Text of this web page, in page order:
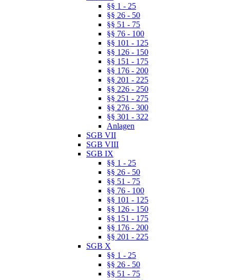
§§ 1 - 25
§§ 26 - 50
§§ 51 - 75
§§ 76 - 100
§§ 101 - 125
§§ 126 - 150
§§ 151 - 175
§§ 176 - 200
§§ 201 - 225
§§ 226 - 250
§§ 251 - 275
§§ 276 - 300
§§ 301 - 322
Anlagen
SGB VII
SGB VIII
SGB IX
§§ 1 - 25
§§ 26 - 50
§§ 51 - 75
§§ 76 - 100
§§ 101 - 125
§§ 126 - 150
§§ 151 - 175
§§ 176 - 200
§§ 201 - 225
SGB X
§§ 1 - 25
§§ 26 - 50
§§ 51 - 75